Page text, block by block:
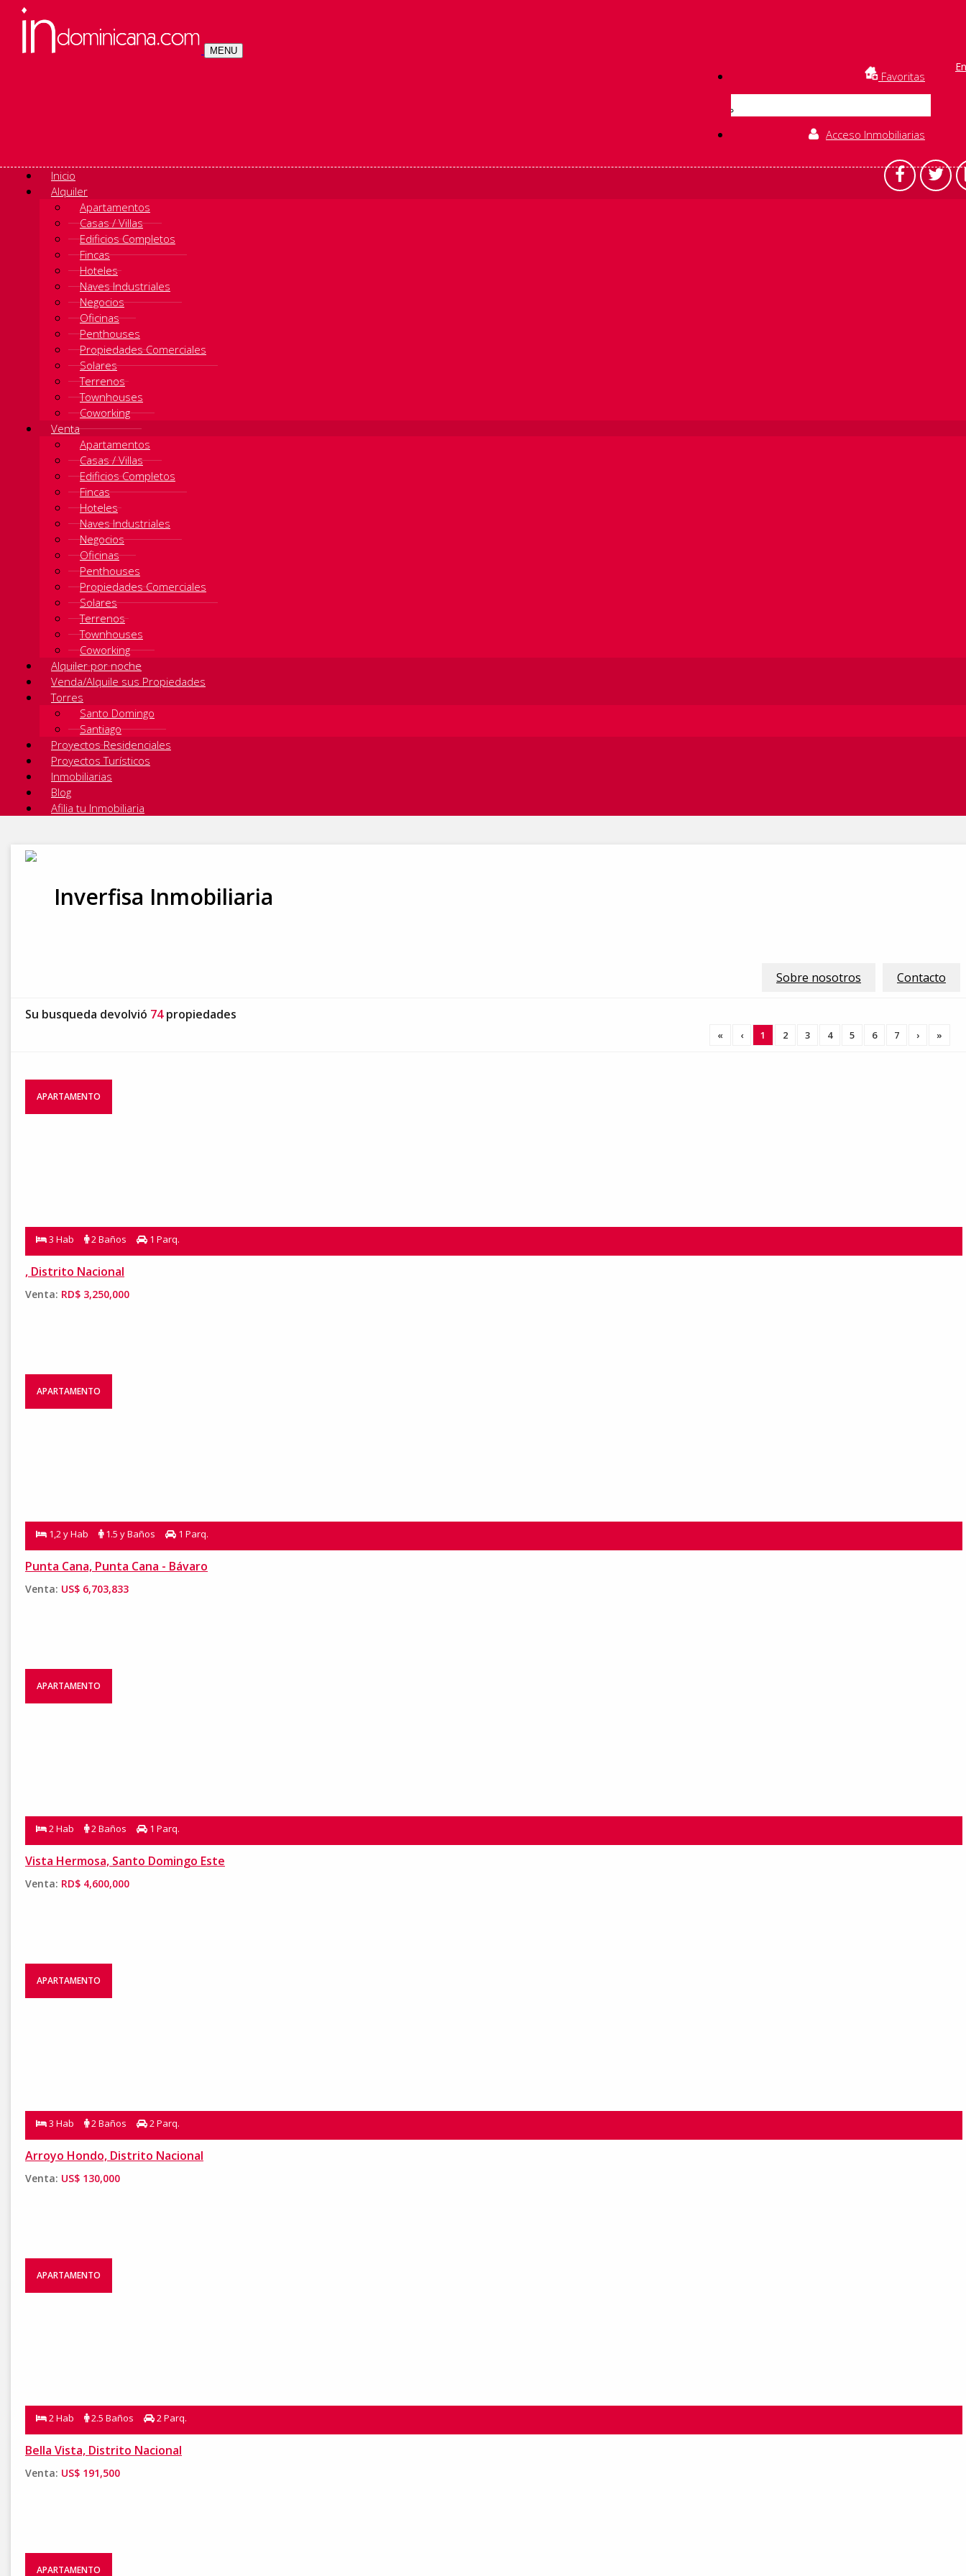
MENU
Favoritas
Acceso Inmobiliarias
Inicio
Alquiler
Apartamentos
Casas / Villas
Edificios Completos
Fincas
Hoteles
Naves Industriales
Negocios
Oficinas
Penthouses
Propiedades Comerciales
Solares
Terrenos
Townhouses
Coworking
Venta
Apartamentos
Casas / Villas
Edificios Completos
Fincas
Hoteles
Naves Industriales
Negocios
Oficinas
Penthouses
Propiedades Comerciales
Solares
Terrenos
Townhouses
Coworking
Alquiler por noche
Venda/Alquile sus Propiedades
Torres
Santo Domingo
Santiago
Proyectos Residenciales
Proyectos Turísticos
Inmobiliarias
Blog
Afilia tu Inmobiliaria
Inverfisa Inmobiliaria
Sobre nosotros Contacto
Su busqueda devolvió 74propiedades
« ‹ 1 2 3 4 5 6 7 › »
APARTAMENTO
3 Hab 2 Baños 1 Parq.
, Distrito Nacional
Venta: RD$ 3,250,000
APARTAMENTO
1,2 y Hab 1.5 y Baños 1 Parq.
Punta Cana, Punta Cana - Bávaro
Venta: US$ 6,703,833
APARTAMENTO
2 Hab 2 Baños 1 Parq.
Vista Hermosa, Santo Domingo Este
Venta: RD$ 4,600,000
APARTAMENTO
3 Hab 2 Baños 2 Parq.
Arroyo Hondo, Distrito Nacional
Venta: US$ 130,000
APARTAMENTO
2 Hab 2.5 Baños 2 Parq.
Bella Vista, Distrito Nacional
Venta: US$ 191,500
APARTAMENTO